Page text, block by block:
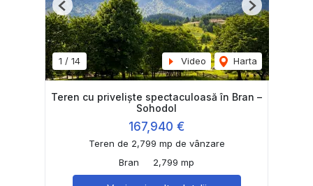
1 / 14 Video Harta
Previous Next
Teren cu priveliște spectaculoasă în Bran –
Sohodol
167,940 €
Teren de 2,799 mp de vânzare
Bran
2,799 mp